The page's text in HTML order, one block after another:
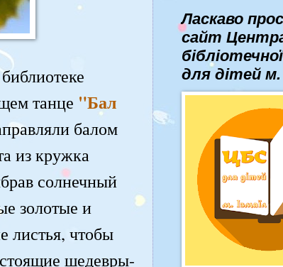
танце "Бал
балом
из кружка
солнечный
золотые и
листья, чтобы
шедевры-
Ласкаво
сайт
для дітей м.